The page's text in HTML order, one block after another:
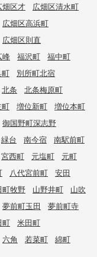
畑区才
広畑区清水町
広畑区高浜町
広畑区則直
峰 福沢町
福中町
町
別所町北宿
北条
北条梅原町
町 増位新町
増位本町
御国野町深志野
緑台 南今宿
南駅前町
宮西町 元塩町
元町
八代宮前町
安田
町牧野 山野井町
山吹
夢前町玉田
夢前町寺
町
米田町
六角 若菜町 綿町